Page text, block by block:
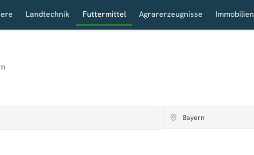
Landtechnik Futtermittel Agrarerzeugnisse Immobilien